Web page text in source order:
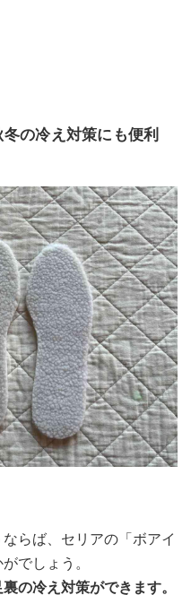
の冷え対策にも便利
らば、セリアの「ボアイ
でしょう。
の冷え対策ができます。